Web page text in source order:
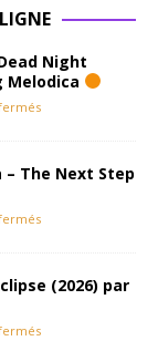
Night
Melodica
– The Next Step
(2026) par